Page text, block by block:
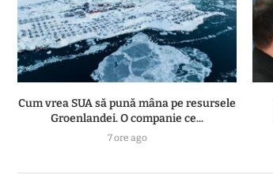
Cum vrea SUA să pună mâna pe resursele
Groenlandei. O companie ce...
7 ore ago